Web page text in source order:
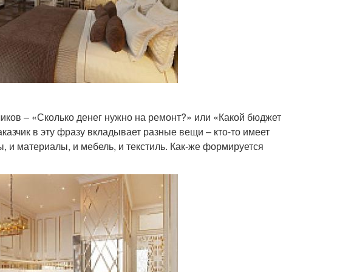
– «Сколько денег нужно на ремонт?» или «Какой бюджет
в эту фразу вкладывает разные вещи – кто-то имеет
и материалы, и мебель, и текстиль. Как-же формируется